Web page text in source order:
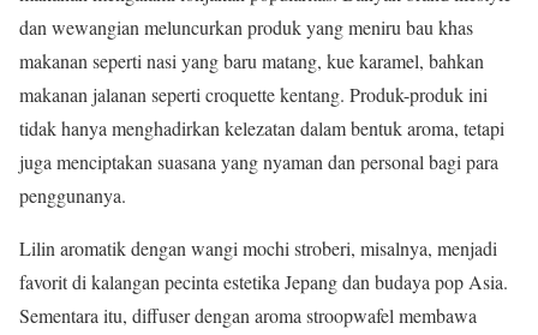
dan wewangian meluncurkan produk yang meniru bau khas
makanan seperti nasi yang baru matang, kue karamel, bahkan
makanan jalanan seperti croquette kentang. Produk-produk ini
tidak hanya menghadirkan kelezatan dalam bentuk aroma, tetapi
juga menciptakan suasana yang nyaman dan personal bagi para
penggunanya.
Lilin aromatik dengan wangi mochi stroberi, misalnya, menjadi
favorit di kalangan pecinta estetika Jepang dan budaya pop Asia.
Sementara itu, diffuser dengan aroma stroopwafel membawa